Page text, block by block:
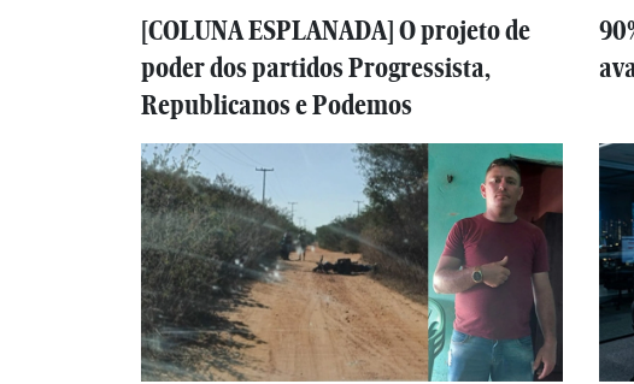
[COLUNA ESPLANADA] O projeto de
poder dos partidos Progressista,
Republicanos e Podemos